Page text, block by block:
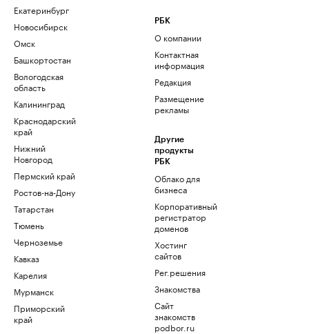
Екатеринбург
Новосибирск
Омск
Башкортостан
Вологодская
область
Калининград
Краснодарский
край
Нижний
Новгород
Пермский край
Ростов-на-Дону
Татарстан
Тюмень
Черноземье
Кавказ
Карелия
Мурманск
Приморский
край
РБК
О компании
Контактная
информация
Редакция
Размещение
рекламы
Другие
продукты
РБК
Облако для
бизнеса
Корпоративный
регистратор
доменов
Хостинг
сайтов
Рег.решения
Знакомства
Сайт
знакомств
podbor.ru